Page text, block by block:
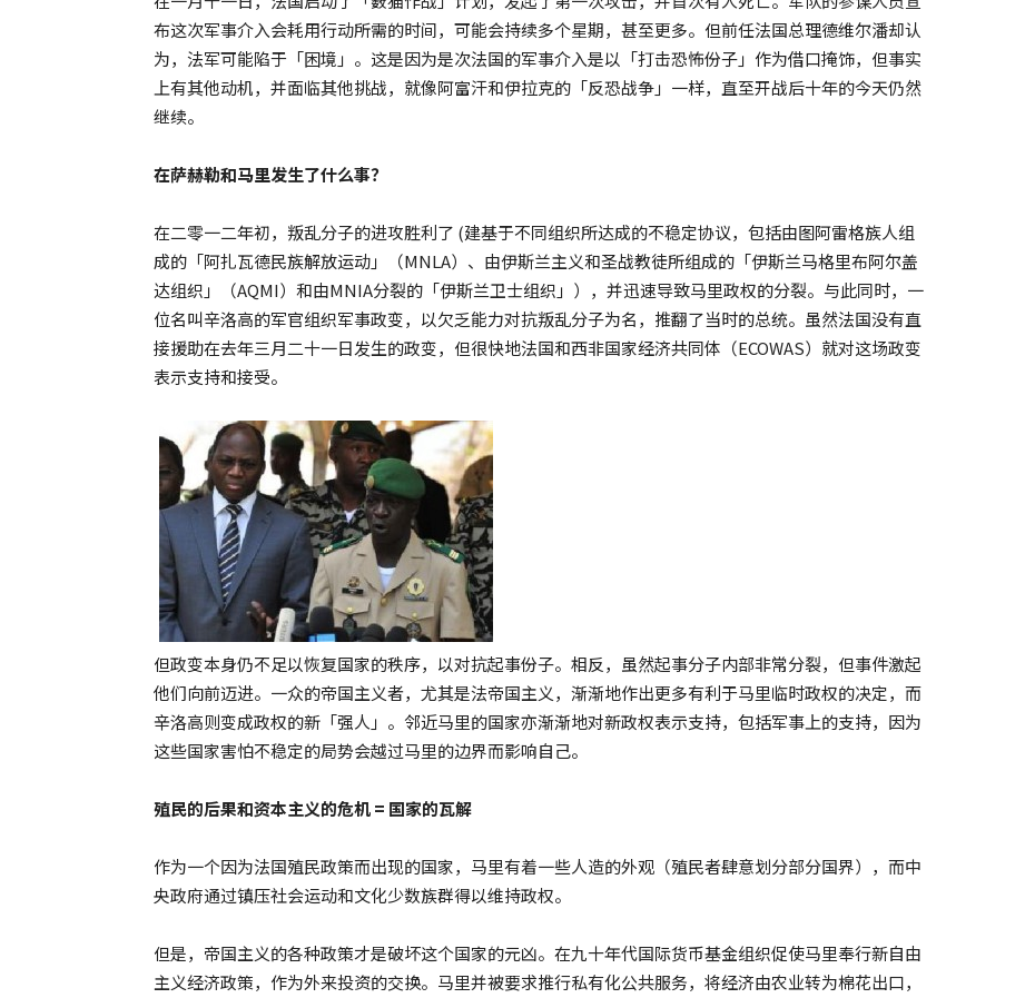
布这次军事介入会耗用行动所需的时间，可能会持续多个星期，甚至更多。但前任法国总理德维尔潘却认
为，法军可能陷于「困境」。这是因为是次法国的军事介入是以「打击恐怖份子」作为借口掩饰，但事实
上有其他动机，并面临其他挑战，就像阿富汗和伊拉克的「反恐战争」一样，直至开战后十年的今天仍然
继续。
在萨赫勒和马里发生了什么事？
在二零一二年初，叛乱分子的进攻胜利了 (建基于不同组织所达成的不稳定协议，包括由图阿雷格族人组
成的「阿扎瓦德民族解放运动」（MNLA）、由伊斯兰主义和圣战教徒所组成的「伊斯兰马格里布阿尔盖
达组织」（AQMI）和由MNIA分裂的「伊斯兰卫士组织」），并迅速导致马里政权的分裂。与此同时，一
位名叫辛洛高的军官组织军事政变，以欠乏能力对抗叛乱分子为名，推翻了当时的总统。虽然法国没有直
接援助在去年三月二十一日发生的政变，但很快地法国和西非国家经济共同体（ECOWAS）就对这场政变
表示支持和接受。
但政变本身仍不足以恢复国家的秩序，以对抗起事份子。相反，虽然起事分子内部非常分裂，但事件激起
他们向前迈进。一众的帝国主义者，尤其是法帝国主义，渐渐地作出更多有利于马里临时政权的决定，而
辛洛高则变成政权的新「强人」。邻近马里的国家亦渐渐地对新政权表示支持，包括军事上的支持，因为
这些国家害怕不稳定的局势会越过马里的边界而影响自己。
殖民的后果和资本主义的危机= 国家的瓦解
作为一个因为法国殖民政策而出现的国家，马里有着一些人造的外观（殖民者肆意划分部分国界），而中
央政府通过镇压社会运动和文化少数族群得以维持政权。
但是，帝国主义的各种政策才是破坏这个国家的元凶。在九十年代国际货币基金组织促使马里奉行新自由
主义经济政策，作为外来投资的交换。马里并被要求推行私有化公共服务，将经济由农业转为棉花出口，